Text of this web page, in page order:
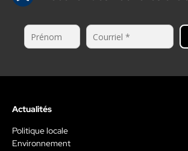
Actualités
Politique locale
Environnement